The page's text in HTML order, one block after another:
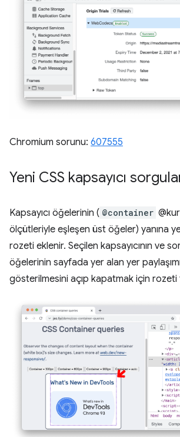
Chromium sorunu: 607555
Yeni CSS kapsayıcı
Kapsayıcı öğelerinin ( @container
ölçütleriyle eşleşen üst öğeler) yanına
rozeti eklenir. Seçilen kapsayıcının ve
öğelerinin sayfada yer alan yer
gösterilmesini açıp kapatmak için rozeti